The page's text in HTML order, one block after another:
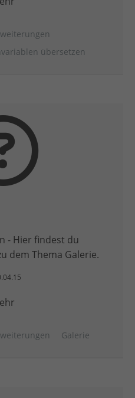
übersetzen
- Hier findest du
dem Thema Galerie.
Galerie